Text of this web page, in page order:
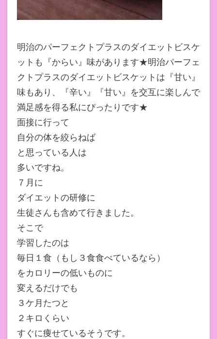
明治のパーフェクトプラスのダイエットビスケ
ットも『からい』味があります★明治パーフェ
クトプラスのダイエットビスケットは『甘い』
味もあり、『辛い』『甘い』を交互に楽しんで
満足感を得る私にぴったりです★
面接に行って
自分の体を絞らねば
と思っている人は
多いですね。
７月に
ダイエットの研修に
生徒さんも含めて行きました。
そこで
学習したのは
毎日１食（もし３食食べているなら）
をカロリーの低いものに
変えるだけでも
３ケ月たつと
２キロくらい
すぐに痩せているそうです。